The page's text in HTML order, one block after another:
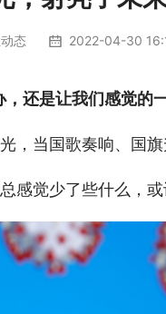
态 2022-04-30
还是让我们感觉的一
，当国歌奏响、国
感觉少了些什么，或